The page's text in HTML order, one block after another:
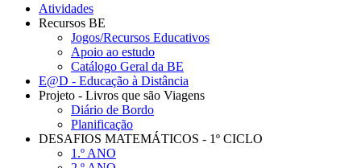
Atividades
Recursos BE
Jogos/Recursos Educativos
Apoio ao estudo
Catálogo Geral da BE
E@D - Educação à Distância
Projeto - Livros que são Viagens
Diário de Bordo
Planificação
DESAFIOS MATEMÁTICOS - 1º CICLO
1.º ANO